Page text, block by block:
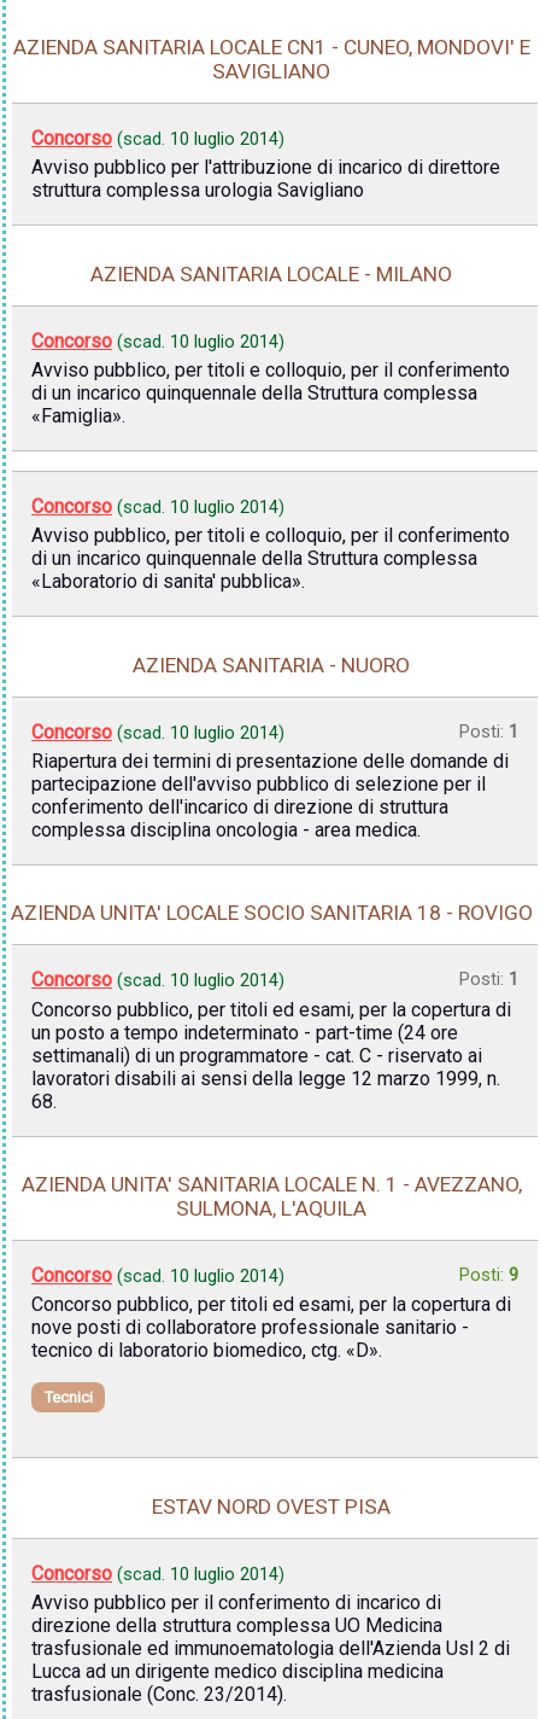
AZIENDA SANITARIA LOCALE CN1 - CUNEO, MONDOVI' E
SAVIGLIANO
Concorso (scad. 10 luglio 2014)
Avviso pubblico per l'attribuzione di incarico di direttore
struttura complessa urologia Savigliano
AZIENDA SANITARIA LOCALE - MILANO
Concorso (scad. 10 luglio 2014)
Avviso pubblico, per titoli e colloquio, per il conferimento
di un incarico quinquennale della Struttura complessa
«Famiglia».
Concorso (scad. 10 luglio 2014)
Avviso pubblico, per titoli e colloquio, per il conferimento
di un incarico quinquennale della Struttura complessa
«Laboratorio di sanita' pubblica».
AZIENDA SANITARIA - NUORO
Concorso (scad. 10 luglio 2014) Posti: 1
Riapertura dei termini di presentazione delle domande di
partecipazione dell'avviso pubblico di selezione per il
conferimento dell'incarico di direzione di struttura
complessa disciplina oncologia - area medica.
AZIENDA UNITA' LOCALE SOCIO SANITARIA 18 - ROVIGO
Concorso (scad. 10 luglio 2014) Posti: 1
Concorso pubblico, per titoli ed esami, per la copertura di
un posto a tempo indeterminato - part-time (24 ore
settimanali) di un programmatore - cat. C - riservato ai
lavoratori disabili ai sensi della legge 12 marzo 1999, n.
68.
AZIENDA UNITA' SANITARIA LOCALE N. 1 - AVEZZANO,
SULMONA, L'AQUILA
Concorso (scad. 10 luglio 2014) Posti: 9
Concorso pubblico, per titoli ed esami, per la copertura di
nove posti di collaboratore professionale sanitario -
tecnico di laboratorio biomedico, ctg. «D».
Tecnici
ESTAV NORD OVEST PISA
Concorso (scad. 10 luglio 2014)
Avviso pubblico per il conferimento di incarico di
direzione della struttura complessa UO Medicina
trasfusionale ed immunoematologia dell'Azienda Usl 2 di
Lucca ad un dirigente medico disciplina medicina
trasfusionale (Conc. 23/2014).